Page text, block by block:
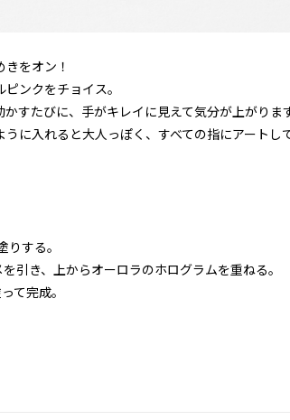
をオン！
ンクをチョイス。
すたびに、手がキレイに見えて気分が上がります
に入れると大人っぽく、すべての指にアートし
する。
引き、上からオーロラのホログラムを重ねる。
て完成。